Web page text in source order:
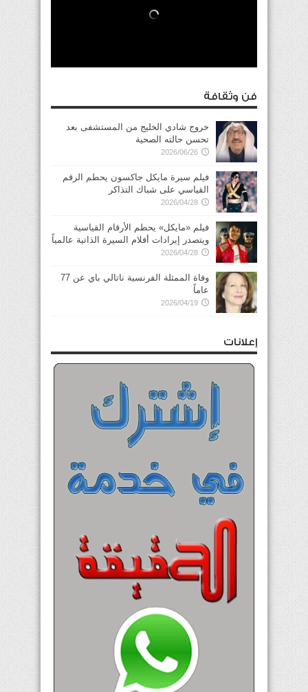
فن وثقافة
خروج شادي الخليج من المستشفى بعد
تحسن حالته الصحية
2026/06/26
فيلم سيرة مايكل جاكسون يحطم الرقم
القياسي على شباك التذاكر
2026/04/28
فيلم «مايكل» يحطم الأرقام القياسية
ويتصدر إيرادات أفلام السيرة الذاتية عالمياً
2026/04/28
وفاة الممثلة الفرنسية ناتالي باي عن 77
عاماً
2026/04/19
إعلانات